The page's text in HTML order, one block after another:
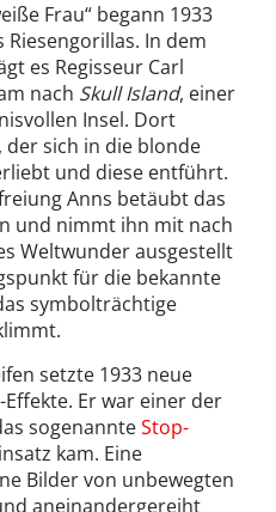
Frau“ begann 1933
Riesengorillas. In dem
es Regisseur Carl
nach Skull Island, einer
Insel. Dort
der sich in die blonde
und diese entführt.
Anns betäubt das
und nimmt ihn mit nach
Weltwunder ausgestellt
für die bekannte
symbolträchtige
setzte 1933 neue
Er war einer der
sogenannteStop-
kam. Eine
Bilder von unbewegten
aneinandergereiht